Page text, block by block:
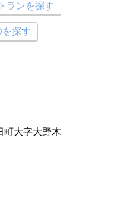
ランを探す
を探す
町大字大野木